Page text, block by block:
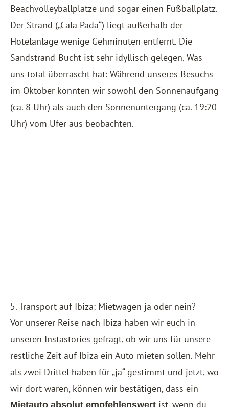
Beachvolleyballplätze und sogar einen Fußballplatz.
Der Strand („Cala Pada“) liegt außerhalb der
Hotelanlage wenige Gehminuten entfernt. Die
Sandstrand-Bucht ist sehr idyllisch gelegen. Was
uns total überrascht hat: Während unseres Besuchs
im Oktober konnten wir sowohl den Sonnenaufgang
(ca. 8 Uhr) als auch den Sonnenuntergang (ca. 19:20
Uhr) vom Ufer aus beobachten.
5. Transport auf Ibiza: Mietwagen ja oder nein?
Vor unserer Reise nach Ibiza haben wir euch in
unseren Instastories gefragt, ob wir uns für unsere
restliche Zeit auf Ibiza ein Auto mieten sollen. Mehr
als zwei Drittel haben für „ja“ gestimmt und jetzt, wo
wir dort waren, können wir bestätigen, dass ein
Mietauto absolut empfehlenswert ist, wenn du